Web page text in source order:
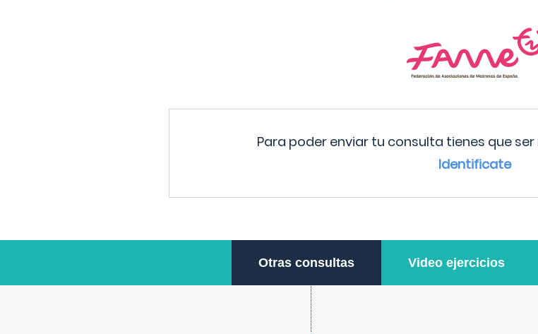
Para poder enviar tu consulta tienes que ser
Identificate
Otras consultas Video ejercicios